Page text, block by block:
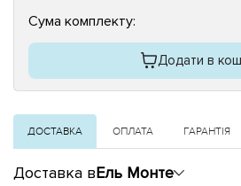
Сума комплекту:
Додати в
ДОСТАВКА ОПЛАТА ГАРАНТІЯ
Доставка вЕль Монте